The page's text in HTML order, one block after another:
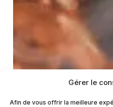
Gérer le
Afin de vous offrir la meilleure